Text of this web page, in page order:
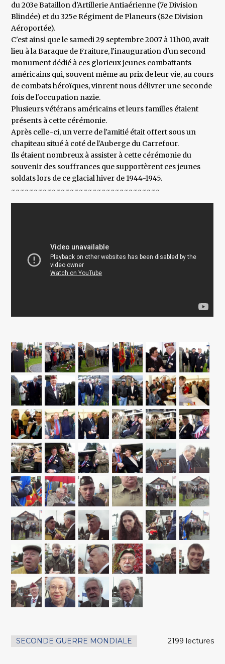
du 203e Bataillon d'Artillerie Antiaérienne (7e Division
Blindée) et du 325e Régiment de Planeurs (82e Division
Aéroportée).
C'est ainsi que le samedi 29 septembre 2007 à 11h00, avait
lieu à la Baraque de Fraiture, l'inauguration d'un second
monument dédié à ces glorieux jeunes combattants
américains qui, souvent même au prix de leur vie, au cours
de combats héroïques, vinrent nous délivrer une seconde
fois de l'occupation nazie.
Plusieurs vétérans américains et leurs familles étaient
présents à cette cérémonie.
Après celle-ci, un verre de l'amitié était offert sous un
chapiteau situé à coté de l'Auberge du Carrefour.
Ils étaient nombreux à assister à cette cérémonie du
souvenir des souffrances que supportèrent ces jeunes
soldats lors de ce glacial hiver de 1944-1945.
~~~~~~~~~~~~~~~~~~~~~~~~~~~~~~~~~
SECONDE GUERRE MONDIALE 2199 lectures